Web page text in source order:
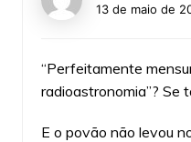
13 de maio de
“Perfeitamente
radioastronomia”? Se
E o povão não levou